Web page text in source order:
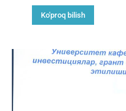
Ko'proq bilish